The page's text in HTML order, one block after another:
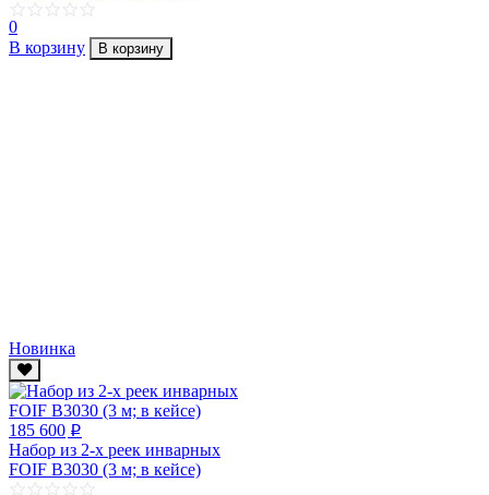
0
В корзину
В корзину
Новинка
185 600 p
Набор из 2-х реек инварных
FOIF B3030 (3 м; в кейсе)